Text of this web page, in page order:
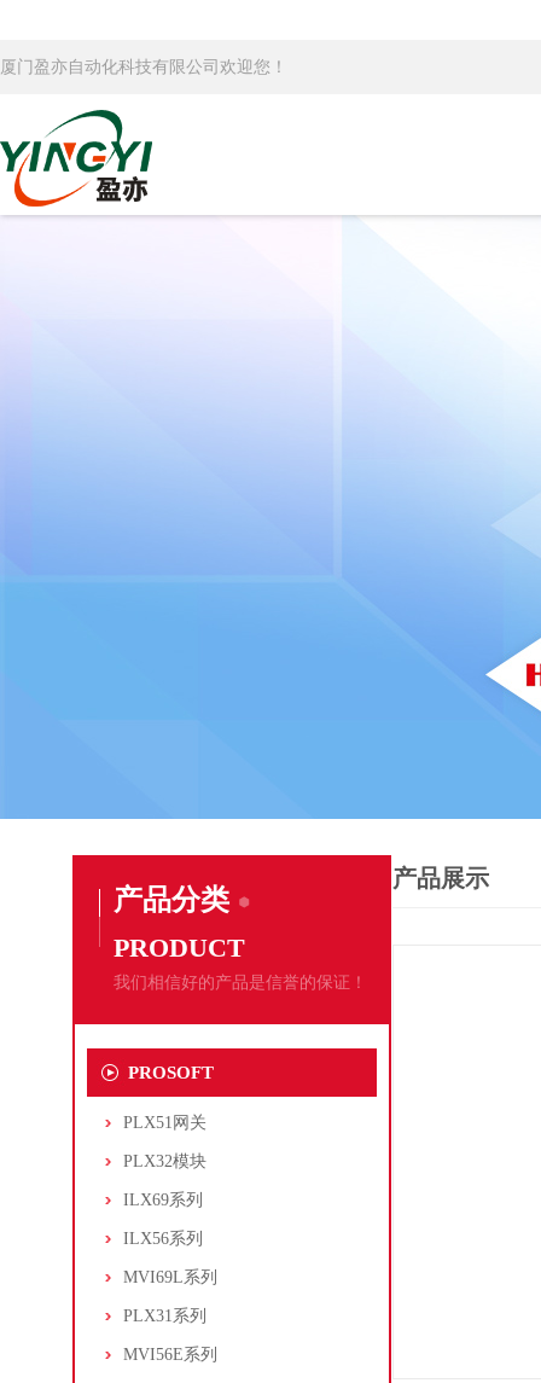
厦门盈亦自动化科技有限公司欢迎您！
产品分类
PRODUCT
我们相信好的产品是信誉的保证！
PROSOFT
PLX51网关
PLX32模块
ILX69系列
ILX56系列
MVI69L系列
PLX31系列
MVI56E系列
产品展示